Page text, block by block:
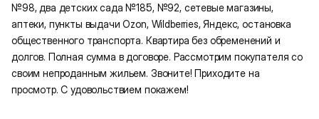
№98, два детских сада №185, №92, сетевые магазины,
аптеки, пункты выдачи Оzоn, Wildbеrriеs, Яндекс, остановка
общественного транспорта. Квартира без обременений и
долгов. Полная сумма в договоре. Рассмотрим покупателя со
своим непроданным жильем. Звоните! Приходите на
просмотр. С удовольствием покажем!